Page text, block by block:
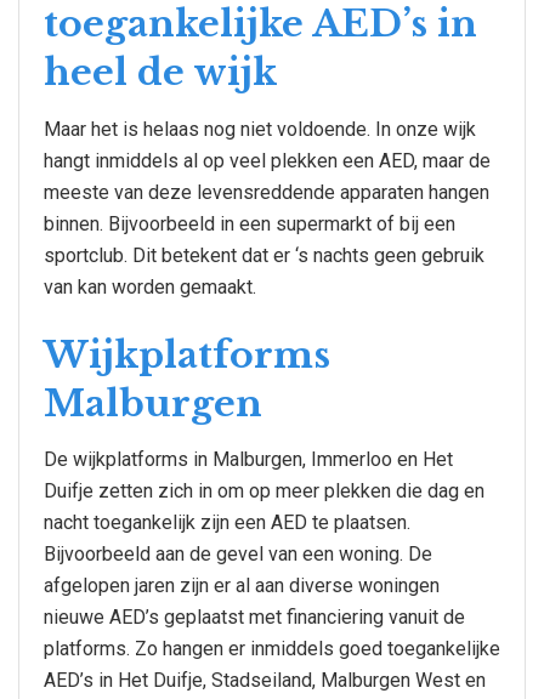
toegankelijke AED’s in
heel de wijk
Maar het is helaas nog niet voldoende. In onze wijk
hangt inmiddels al op veel plekken een AED, maar de
meeste van deze levensreddende apparaten hangen
binnen. Bijvoorbeeld in een supermarkt of bij een
sportclub. Dit betekent dat er ‘s nachts geen gebruik
van kan worden gemaakt.
Wijkplatforms
Malburgen
De wijkplatforms in Malburgen, Immerloo en Het
Duifje zetten zich in om op meer plekken die dag en
nacht toegankelijk zijn een AED te plaatsen.
Bijvoorbeeld aan de gevel van een woning. De
afgelopen jaren zijn er al aan diverse woningen
nieuwe AED’s geplaatst met financiering vanuit de
platforms. Zo hangen er inmiddels goed toegankelijke
AED’s in Het Duifje, Stadseiland, Malburgen West en